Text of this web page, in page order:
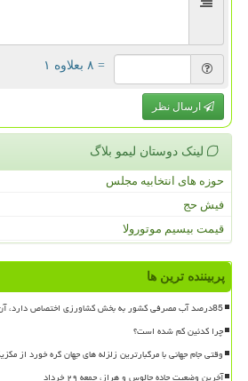
= ۸ بعلاوه ۱
ارسال نظر
لینک دوستان لیمو بلاگ
حوزه های انتخابیه مجلس
فیش حج
قیمت بیسیم موتورولا
پربیننده ترین ها
85درصد آب مصرفی کشور به بخش کشاورزی اختصاص دارد، آن هم با قیمت خیلی پایین
چرا کدئین کم شده است؟
وقتی جام جهانی با مرگبارترین زلزله های جهان گره خورد از
آخرین وضعیت جاده چالوس و هراز، جمعه ۲۹ خرداد